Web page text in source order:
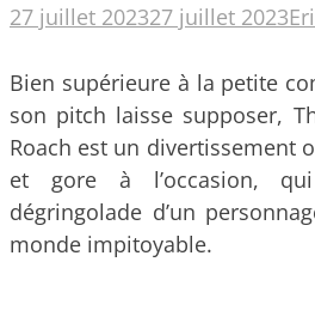
27 juillet 202327 juillet 2023
Bien supérieure à la petite
son pitch laisse supposer,
Roach est un divertissement
et gore à l’occasion,
dégringolade d’un
monde impitoyable.